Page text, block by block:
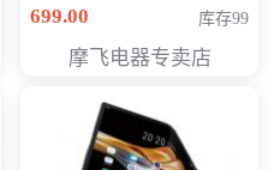
（智能升降养生锅） 会
699.00 库存99
摩飞电器专卖店